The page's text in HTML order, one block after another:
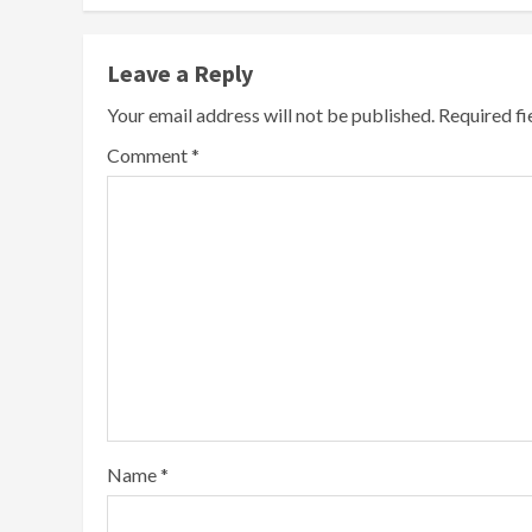
Leave a Reply
Your email address will not be published. Required
Comment*
Name*